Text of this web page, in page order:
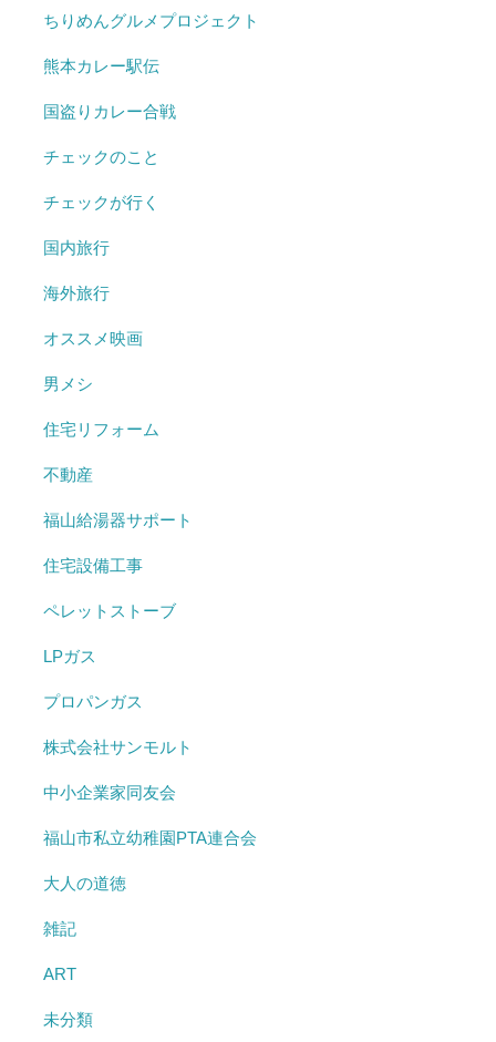
ちりめんグルメプロジェクト
熊本カレー駅伝
国盗りカレー合戦
チェックのこと
チェックが行く
国内旅行
海外旅行
オススメ映画
男メシ
住宅リフォーム
不動産
福山給湯器サポート
住宅設備工事
ペレットストーブ
LPガス
プロパンガス
株式会社サンモルト
中小企業家同友会
福山市私立幼稚園PTA連合会
大人の道徳
雑記
ART
未分類